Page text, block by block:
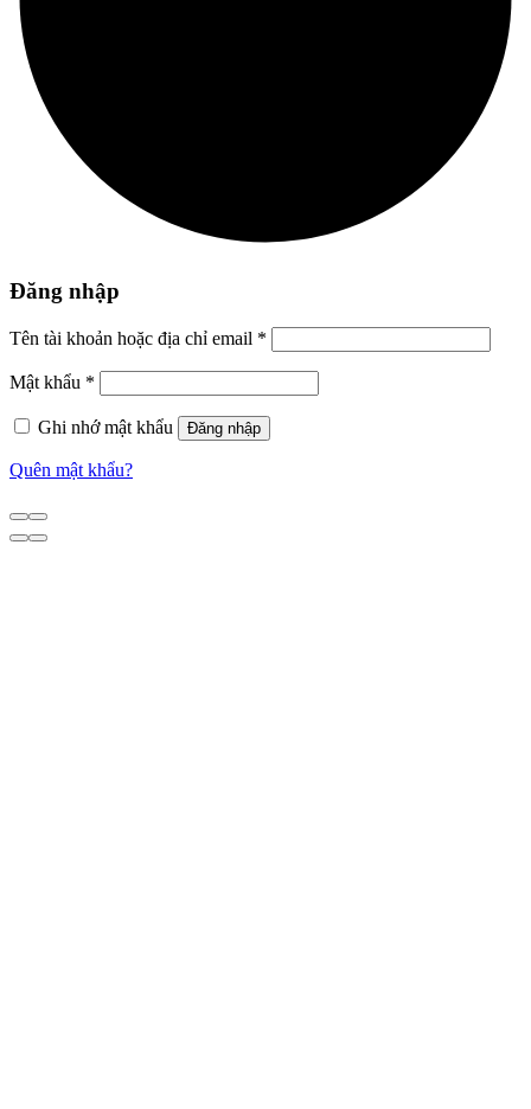
Đăng nhập
Tên tài khoản hoặc địa chỉ email *
Mật khẩu *
Ghi nhớ mật khẩu Đăng nhập
Quên mật khẩu?